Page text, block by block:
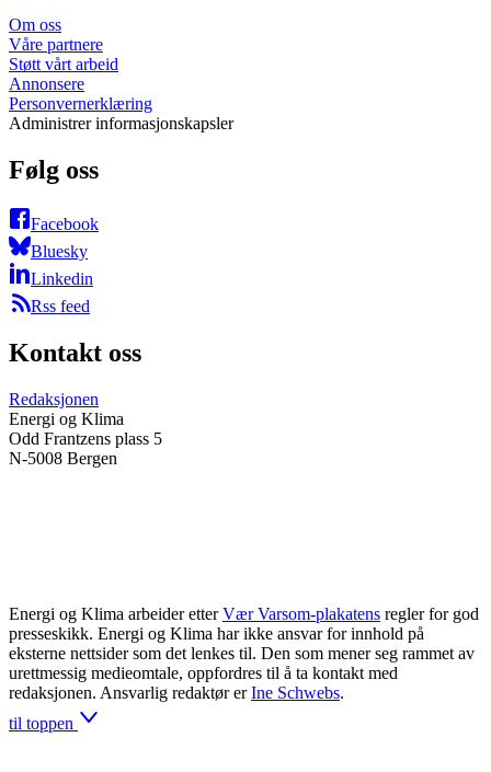
Om oss
Våre partnere
Støtt vårt arbeid
Annonsere
Personvernerklæring
Administrer informasjonskapsler
Følg oss
Facebook
Bluesky
Linkedin
Rss feed
Kontakt oss
Redaksjonen
Energi og Klima
Odd Frantzens plass 5
N-5008 Bergen
Energi og Klima arbeider etter Vær Varsom-plakatens regler for god
presseskikk. Energi og Klima har ikke ansvar for innhold på
eksterne nettsider som det lenkes til. Den som mener seg rammet av
urettmessig medieomtale, oppfordres til å ta kontakt med
redaksjonen. Ansvarlig redaktør er Ine Schwebs.
til toppen